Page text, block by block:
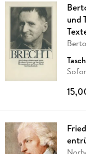
und